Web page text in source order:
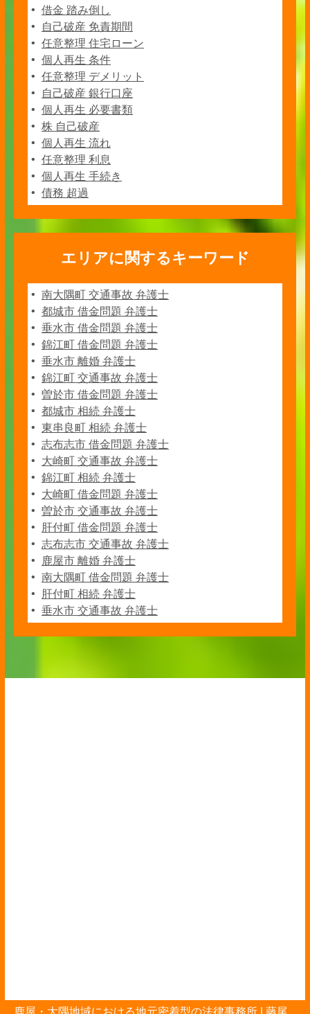
借金 踏み倒し
自己破産 免責期間
任意整理 住宅ローン
個人再生 条件
任意整理 デメリット
自己破産 銀行口座
個人再生 必要書類
株 自己破産
個人再生 流れ
任意整理 利息
個人再生 手続き
債務 超過
エリアに関するキーワード
南大隅町 交通事故 弁護士
都城市 借金問題 弁護士
垂水市 借金問題 弁護士
錦江町 借金問題 弁護士
垂水市 離婚 弁護士
錦江町 交通事故 弁護士
曽於市 借金問題 弁護士
都城市 相続 弁護士
東串良町 相続 弁護士
志布志市 借金問題 弁護士
大崎町 交通事故 弁護士
錦江町 相続 弁護士
大崎町 借金問題 弁護士
曽於市 交通事故 弁護士
肝付町 借金問題 弁護士
志布志市 交通事故 弁護士
鹿屋市 離婚 弁護士
南大隅町 借金問題 弁護士
肝付町 相続 弁護士
垂水市 交通事故 弁護士
鹿屋・大隅地域における地元密着型の法律事務所 | 藤尾